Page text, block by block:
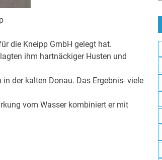
die Kneipp GmbH gelegt hat.
ihm hartnäckiger Husten und
der kalten Donau. Das Ergebnis- viele
vom Wasser kombiniert er mit